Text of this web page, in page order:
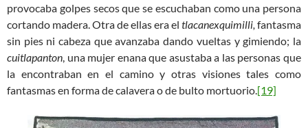
provocaba golpes secos que se escuchaban como una persona
cortando madera. Otra de ellas era el tlacanexquimilli, fantasma
sin pies ni cabeza que avanzaba dando vueltas y gimiendo; la
cuitlapanton, una mujer enana que asustaba a las personas que
la encontraban en el camino y otras visiones tales como
fantasmas en forma de calavera o de bulto mortuorio.[19]